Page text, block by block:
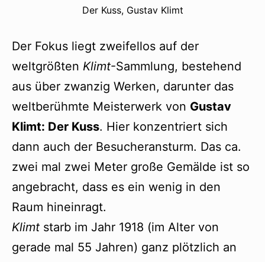
Der Kuss, Gustav Klimt
Der Fokus liegt zweifellos auf der
weltgrößten Klimt-Sammlung, bestehend
aus über zwanzig Werken, darunter das
weltberühmte Meisterwerk von Gustav
Klimt: Der Kuss. Hier konzentriert sich
dann auch der Besucheransturm. Das ca.
zwei mal zwei Meter große Gemälde ist so
angebracht, dass es ein wenig in den
Raum hineinragt.
Klimt starb im Jahr 1918 (im Alter von
gerade mal 55 Jahren) ganz plötzlich an